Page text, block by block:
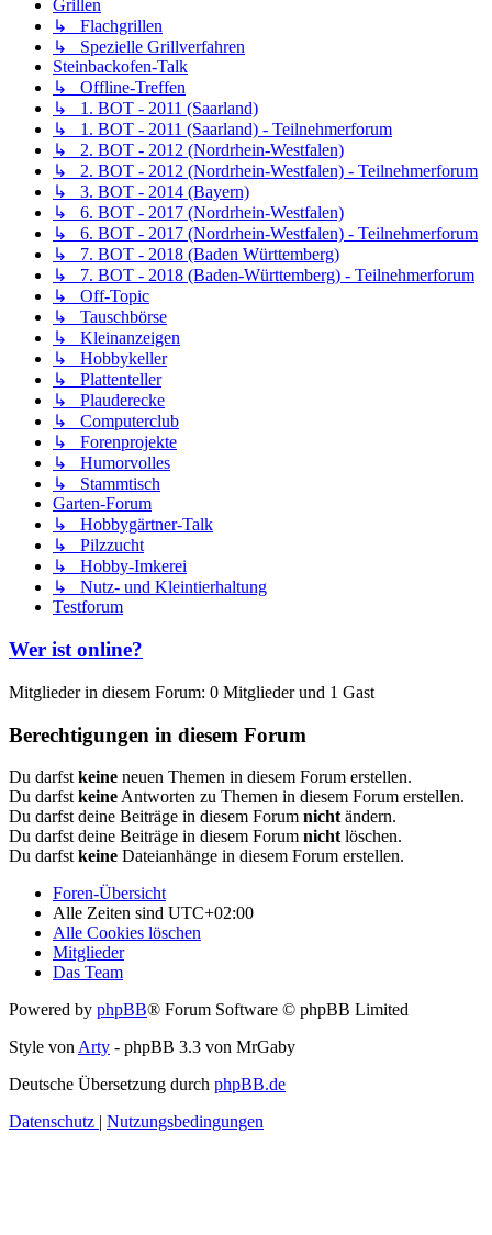
Grillen
↳ Flachgrillen
↳ Spezielle Grillverfahren
Steinbackofen-Talk
↳ Offline-Treffen
↳ 1. BOT - 2011 (Saarland)
↳ 1. BOT - 2011 (Saarland) - Teilnehmerforum
↳ 2. BOT - 2012 (Nordrhein-Westfalen)
↳ 2. BOT - 2012 (Nordrhein-Westfalen) - Teilnehmerforum
↳ 3. BOT - 2014 (Bayern)
↳ 6. BOT - 2017 (Nordrhein-Westfalen)
↳ 6. BOT - 2017 (Nordrhein-Westfalen) - Teilnehmerforum
↳ 7. BOT - 2018 (Baden Württemberg)
↳ 7. BOT - 2018 (Baden-Württemberg) - Teilnehmerforum
↳ Off-Topic
↳ Tauschbörse
↳ Kleinanzeigen
↳ Hobbykeller
↳ Plattenteller
↳ Plauderecke
↳ Computerclub
↳ Forenprojekte
↳ Humorvolles
↳ Stammtisch
Garten-Forum
↳ Hobbygärtner-Talk
↳ Pilzzucht
↳ Hobby-Imkerei
↳ Nutz- und Kleintierhaltung
Testforum
Wer ist online?
Mitglieder in diesem Forum: 0 Mitglieder und 1 Gast
Berechtigungen in diesem Forum
Du darfst keine neuen Themen in diesem Forum erstellen.
Du darfst keine Antworten zu Themen in diesem Forum erstellen.
Du darfst deine Beiträge in diesem Forum nicht ändern.
Du darfst deine Beiträge in diesem Forum nicht löschen.
Du darfst keine Dateianhänge in diesem Forum erstellen.
Foren-Übersicht
Alle Zeiten sind UTC+02:00
Alle Cookies löschen
Mitglieder
Das Team
Powered by phpBB® Forum Software © phpBB Limited
Style von Arty - phpBB 3.3 von MrGaby
Deutsche Übersetzung durch phpBB.de
Datenschutz | Nutzungsbedingungen